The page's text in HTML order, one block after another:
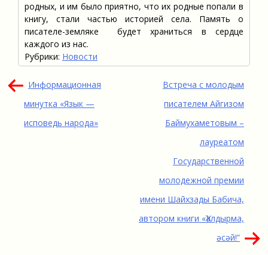
родных, и им было приятно, что их родные попали в
книгу, стали частью историей села. Память о
писателе-земляке будет храниться в сердце
каждого из нас.
Рубрики: Новости
Навигация
по
Информационная
минутка «Язык —
исповедь народа»
Встреча с молодым
писателем Айгизом
Баймухаметовым –
лауреатом
Государственной
молодежной премии
имени Шайхзады Бабича,
автором книги «Ҡалдырма,
әсәй!”